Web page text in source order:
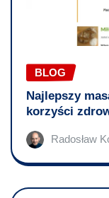
BLOG
Najlepszy
korzyści
Radosław